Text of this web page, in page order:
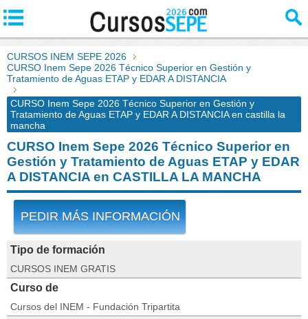
CURSOS INEM SEPE 2026
CURSO Inem Sepe 2026 Técnico Superior en Gestión y
Tratamiento de Aguas ETAP y EDAR A DISTANCIA
CURSO Inem Sepe 2026 Técnico Superior en Gestión y
Tratamiento de Aguas ETAP y EDAR A DISTANCIA en castilla la
mancha
CURSO Inem Sepe 2026 Técnico Superior en
Gestión y Tratamiento de Aguas ETAP y EDAR
A DISTANCIA en CASTILLA LA MANCHA
PEDIR MÁS INFORMACIÓN
Tipo de formación
CURSOS INEM GRATIS
Curso de
Cursos del INEM - Fundación Tripartita